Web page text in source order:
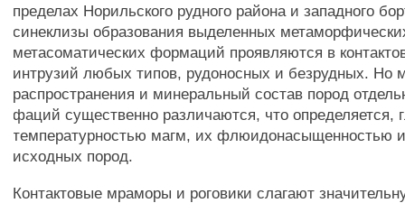
пределах Норильского рудного района и западного
синеклизы образования выделенных
метасоматических формаций проявляются в
интрузий любых типов, рудоносных и безрудных. Но
распространения и минеральный состав пород
фаций существенно различаются, что определяется,
температурностью магм, их флюидонасыщенностью
исходных пород.
Контактовые мраморы и роговики слагают